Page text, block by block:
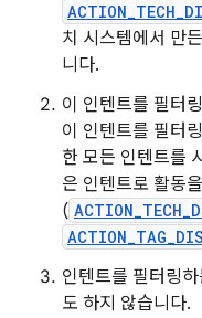
치 시스템에서 만
니다.
이 인텐트를 필터
이 인텐트를 필터
한 모든 인텐트를
은 인텐트로 활동
(
인텐트를 필터링
도 하지 않습니다.